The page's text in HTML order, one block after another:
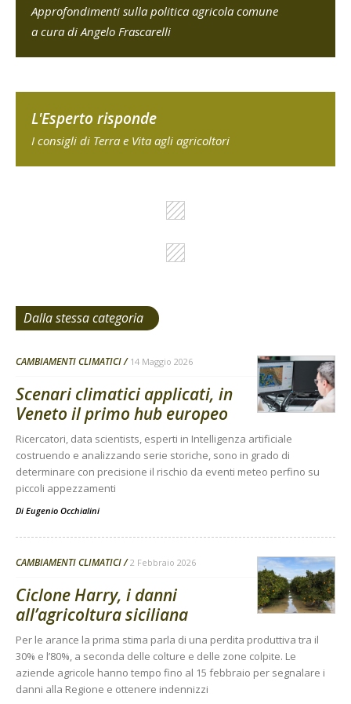
Approfondimenti sulla politica agricola comune
a cura di Angelo Frascarelli
L'Esperto risponde
I consigli di Terra e Vita agli agricoltori
Dalla stessa categoria
CAMBIAMENTI CLIMATICI 14 Maggio 2026
Scenari climatici applicati, in
Veneto il primo hub europeo
Ricercatori, data scientists, esperti in Intelligenza artificiale
costruendo e analizzando serie storiche, sono in grado di
determinare con precisione il rischio da eventi meteo perfino su
piccoli appezzamenti
Di Eugenio Occhialini
CAMBIAMENTI CLIMATICI 2 Febbraio 2026
Ciclone Harry, i danni
all’agricoltura siciliana
Per le arance la prima stima parla di una perdita produttiva tra il
30% e l’80%, a seconda delle colture e delle zone colpite. Le
aziende agricole hanno tempo fino al 15 febbraio per segnalare i
danni alla Regione e ottenere indennizzi